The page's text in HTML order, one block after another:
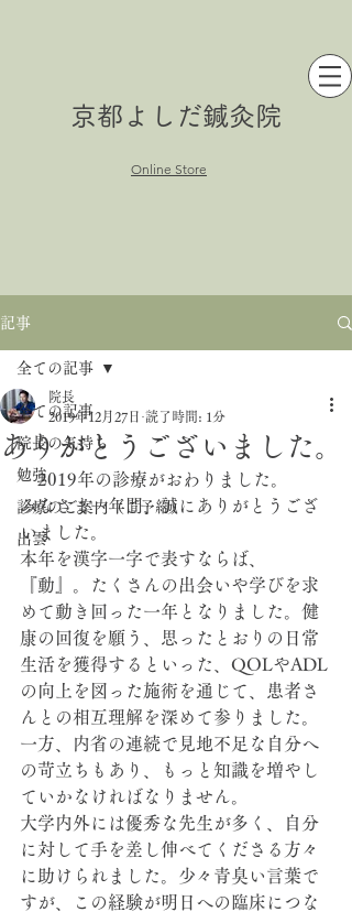
京都よしだ鍼灸院
Online Store
記事
全ての記事
院長の気持ち
勉強
診療のご案内（ご予約）
出雲
全ての記事
ありがとうございました。
院長
2019年12月27日 読了時間: 1分
2019年の診療がおわりました。
みなさま一年間、誠にありがとうござ
いました。
本年を漢字一字で表すならば、
『動』。たくさんの出会いや学びを求
めて動き回った一年となりました。健
康の回復を願う、思ったとおりの日常
生活を獲得するといった、QOLやADL
の向上を図った施術を通じて、患者さ
んとの相互理解を深めて参りました。
一方、内省の連続で見地不足な自分へ
の苛立ちもあり、もっと知識を増やし
ていかなければなりません。
大学内外には優秀な先生が多く、自分
に対して手を差し伸べてくださる方々
に助けられました。少々青臭い言葉で
すが、この経験が明日への臨床につな